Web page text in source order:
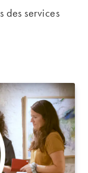
des services